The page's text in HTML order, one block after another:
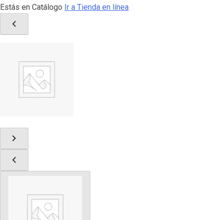
Estás en Catálogo Ir a Tienda en línea
chevron_left
chevron_right
chevron_left